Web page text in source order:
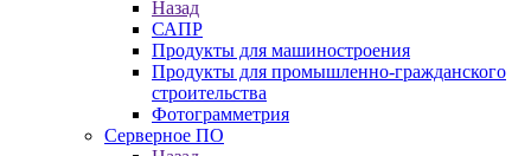
Назад
САПР
Продукты для машиностроения
Продукты для промышленно-гражданского
строительства
Фотограмметрия
Серверное ПО